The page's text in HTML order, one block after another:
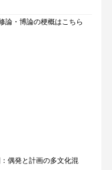
論・博論の梗概はこちら
偶発と計画の多文化混